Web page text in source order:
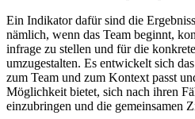
Ein Indikator dafür sind die
nämlich, wenn das Team beginnt,
infrage zu stellen und für die
umzugestalten. Es entwickelt sich
zum Team und zum Kontext passt
Möglichkeit bietet, sich nach ihren
einzubringen und die gemeinsamen